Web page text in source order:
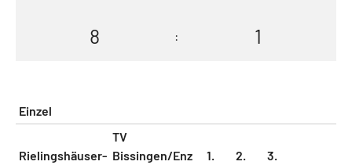
8 : 1
Einzel
Rielingshäuser-
TV
Bissingen/Enz
1.
2.
3.